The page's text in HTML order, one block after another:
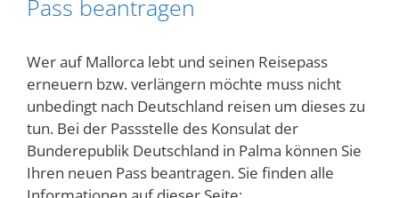
Pass beantragen
Wer auf Mallorca lebt und seinen Reisepass
erneuern bzw. verlängern möchte muss nicht
unbedingt nach Deutschland reisen um dieses zu
tun. Bei der Passstelle des Konsulat der
Bunderepublik Deutschland in Palma können Sie
Ihren neuen Pass beantragen. Sie finden alle